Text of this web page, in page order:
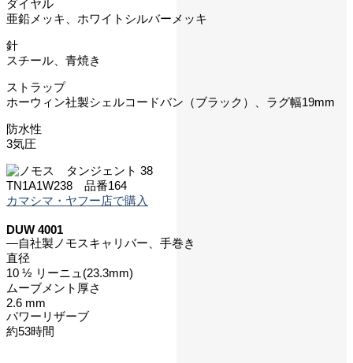
ダイヤル
亜鉛メッキ、ホワイトシルバーメッキ
針
スチール、青焼き
ストラップ
ホーウィン社製シェルコードバン（ブラック）、ラグ幅19mm
防水性
3気圧
TN1A1W238 品番164
カマシマ・ヤフー店で購入
DUW 4001
―自社製ノモスキャリバー、手巻き
直径
10 ½ リーニュ(23.3mm)
ムーブメント厚さ
2.6 mm
パワーリザーブ
約53時間